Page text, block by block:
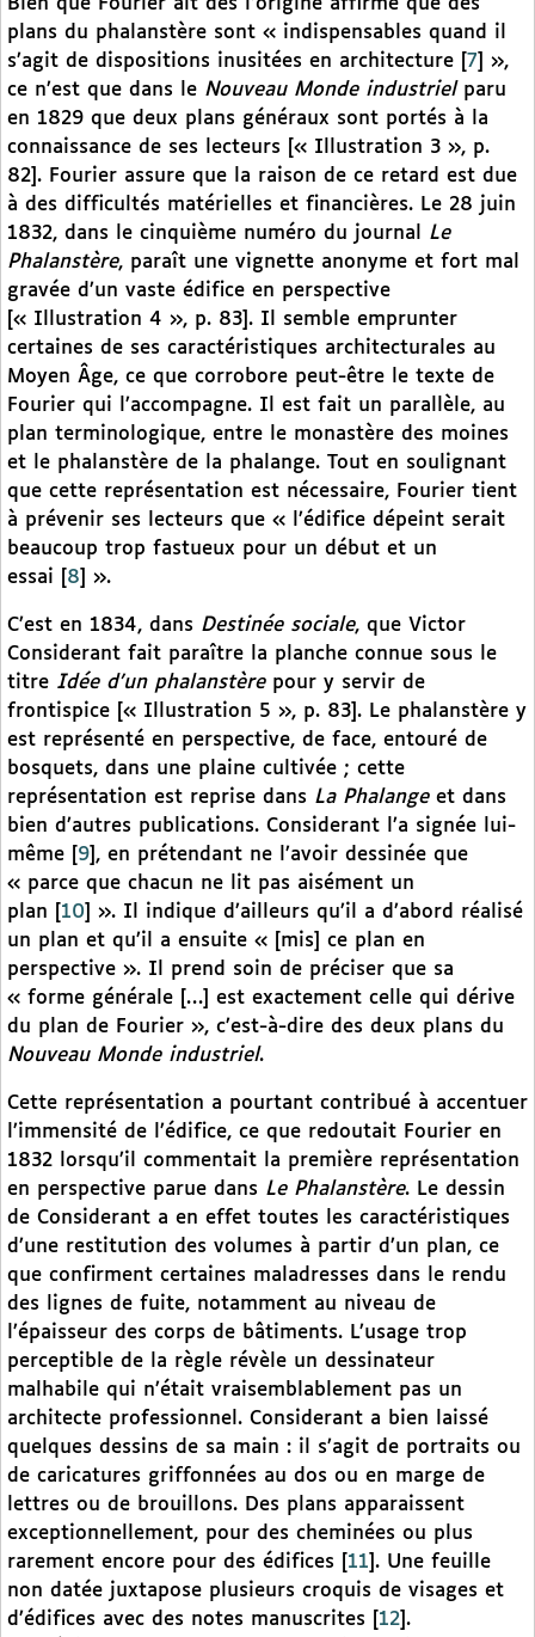
plans du phalanstère sont « indispensables quand il
s’agit de dispositions inusitées en architecture
7
»,
ce n’est que dans le Nouveau Monde industrielparu
en 1829 que deux plans généraux sont portés à la
connaissance de ses lecteurs [« Illustration 3 », p.
82]. Fourier assure que la raison de ce retard est due
à des difficultés matérielles et financières. Le 28 juin
1832, dans le cinquième numéro du journal Le
Phalanstère, paraît une vignette anonyme et fort mal
gravée d’un vaste édifice en perspective
[« Illustration 4 », p. 83]. Il semble emprunter
certaines de ses caractéristiques architecturales au
Moyen Âge, ce que corrobore peut-être le texte de
Fourier qui l’accompagne. Il est fait un parallèle, au
plan terminologique, entre le monastère des moines
et le phalanstère de la phalange. Tout en soulignant
que cette représentation est nécessaire, Fourier tient
à prévenir ses lecteurs que « l’édifice dépeint serait
beaucoup trop fastueux pour un début et un
essai
8 ».
C’est en 1834, dans Destinée sociale, que Victor
Considerant fait paraître la planche connue sous le
titre Idée d’un phalanstèrepour y servir de
frontispice [« Illustration 5 », p. 83]. Le phalanstère y
est représenté en perspective, de face, entouré de
bosquets, dans une plaine cultivée ; cette
représentation est reprise dans La Phalangeet dans
bien d’autres publications. Considerant l’a signée lui-
même
9 , en prétendant ne l’avoir dessinée que
« parce que chacun ne lit pas aisément un
plan
10
». Il indique d’ailleurs qu’il a d’abord réalisé
un plan et qu’il a ensuite « [mis] ce plan en
perspective ». Il prend soin de préciser que sa
« forme générale […] est exactement celle qui dérive
du plan de Fourier », c’est-à-dire des deux plans du
Nouveau Monde industriel.
Cette représentation a pourtant contribué à accentuer
l’immensité de l’édifice, ce que redoutait Fourier en
1832 lorsqu’il commentait la première représentation
en perspective parue dans Le Phalanstère. Le dessin
de Considerant a en effet toutes les caractéristiques
d’une restitution des volumes à partir d’un plan, ce
que confirment certaines maladresses dans le rendu
des lignes de fuite, notamment au niveau de
l’épaisseur des corps de bâtiments. L’usage trop
perceptible de la règle révèle un dessinateur
malhabile qui n’était vraisemblablement pas un
architecte professionnel. Considerant a bien laissé
quelques dessins de sa main : il s’agit de portraits ou
de caricatures griffonnées au dos ou en marge de
lettres ou de brouillons. Des plans apparaissent
exceptionnellement, pour des cheminées ou plus
rarement encore pour des édifices
11 . Une feuille
non datée juxtapose plusieurs croquis de visages et
d’édifices avec des notes manuscrites
12 .